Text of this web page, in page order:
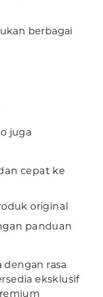
berbagai
juga
cepat ke
original
panduan
dengan rasa
eksklusif